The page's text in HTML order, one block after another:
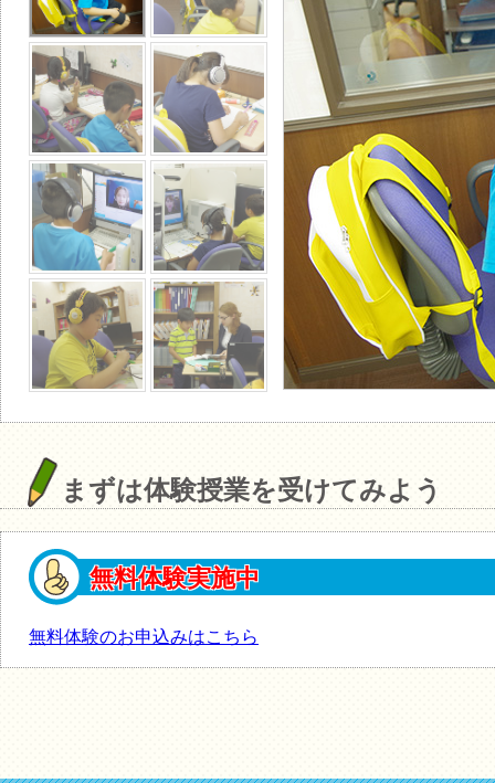
まずは体験授業を受けてみよう
無料体験実施中
無料体験のお申込みはこちら